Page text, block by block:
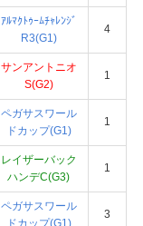
ｱﾙﾏｸﾄｩｰﾑﾁｬﾚﾝｼﾞ
R3(G1)
4
サンアントニオ
S(G2)
1
ペガサスワール
ドカップ(G1)
1
レイザーバック
ハンデC(G3)
1
ペガサスワール
3